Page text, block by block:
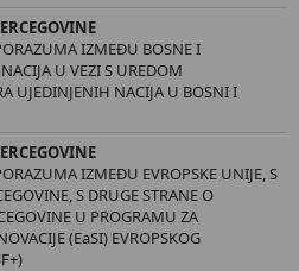
IZMEĐU BOSNE I
U VEZI S UREDOM
UJEDINJENIH NACIJA U BOSNI I
IZMEĐU EVROPSKE UNIJE, S
S DRUGE STRANE O
U PROGRAMU ZA
(EaSI) EVROPSKOG